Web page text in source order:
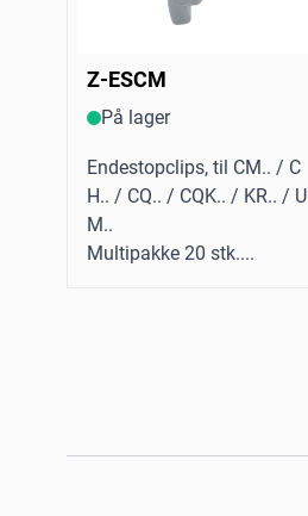
Z-ESCM
På lager
Endestopclips, til CM.. / C
H.. / CQ.. / CQK.. / KR.. / U
M..
Multipakke 20 stk....